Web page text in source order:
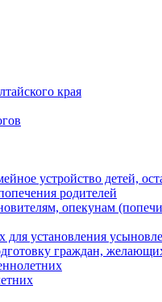
края
устройство детей,
родителей
опекунам
установления
граждан,